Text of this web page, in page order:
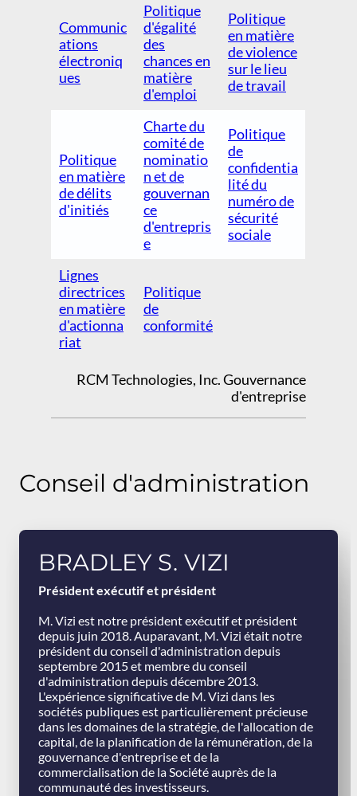
Communic
ations
électroniq
ues
Politique
d'égalité
des
chances en
matière
d'emploi
Politique
en matière
de violence
sur le lieu
de travail
Politique
en matière
de délits
d'initiés
Charte du
comité de
nominatio
n et de
gouvernan
ce
d'entrepris
e
Politique
de
confidentia
lité du
numéro de
sécurité
sociale
Lignes
directrices
en matière
d'actionna
riat
Politique
de
conformité
RCM Technologies, Inc. Gouvernance
d'entreprise
Conseil d'administration
BRADLEY S. VIZI
Président exécutif et président
M. Vizi est notre président exécutif et président
depuis juin 2018. Auparavant, M. Vizi était notre
président du conseil d'administration depuis
septembre 2015 et membre du conseil
d'administration depuis décembre 2013.
L'expérience significative de M. Vizi dans les
sociétés publiques est particulièrement précieuse
dans les domaines de la stratégie, de l'allocation de
capital, de la planification de la rémunération, de la
gouvernance d'entreprise et de la
commercialisation de la Société auprès de la
communauté des investisseurs.